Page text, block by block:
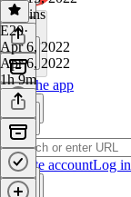
Get the app
Create accountLog in
37 mins
E20·
Apr 6, 2022
Apr 6, 2022
1h 9m